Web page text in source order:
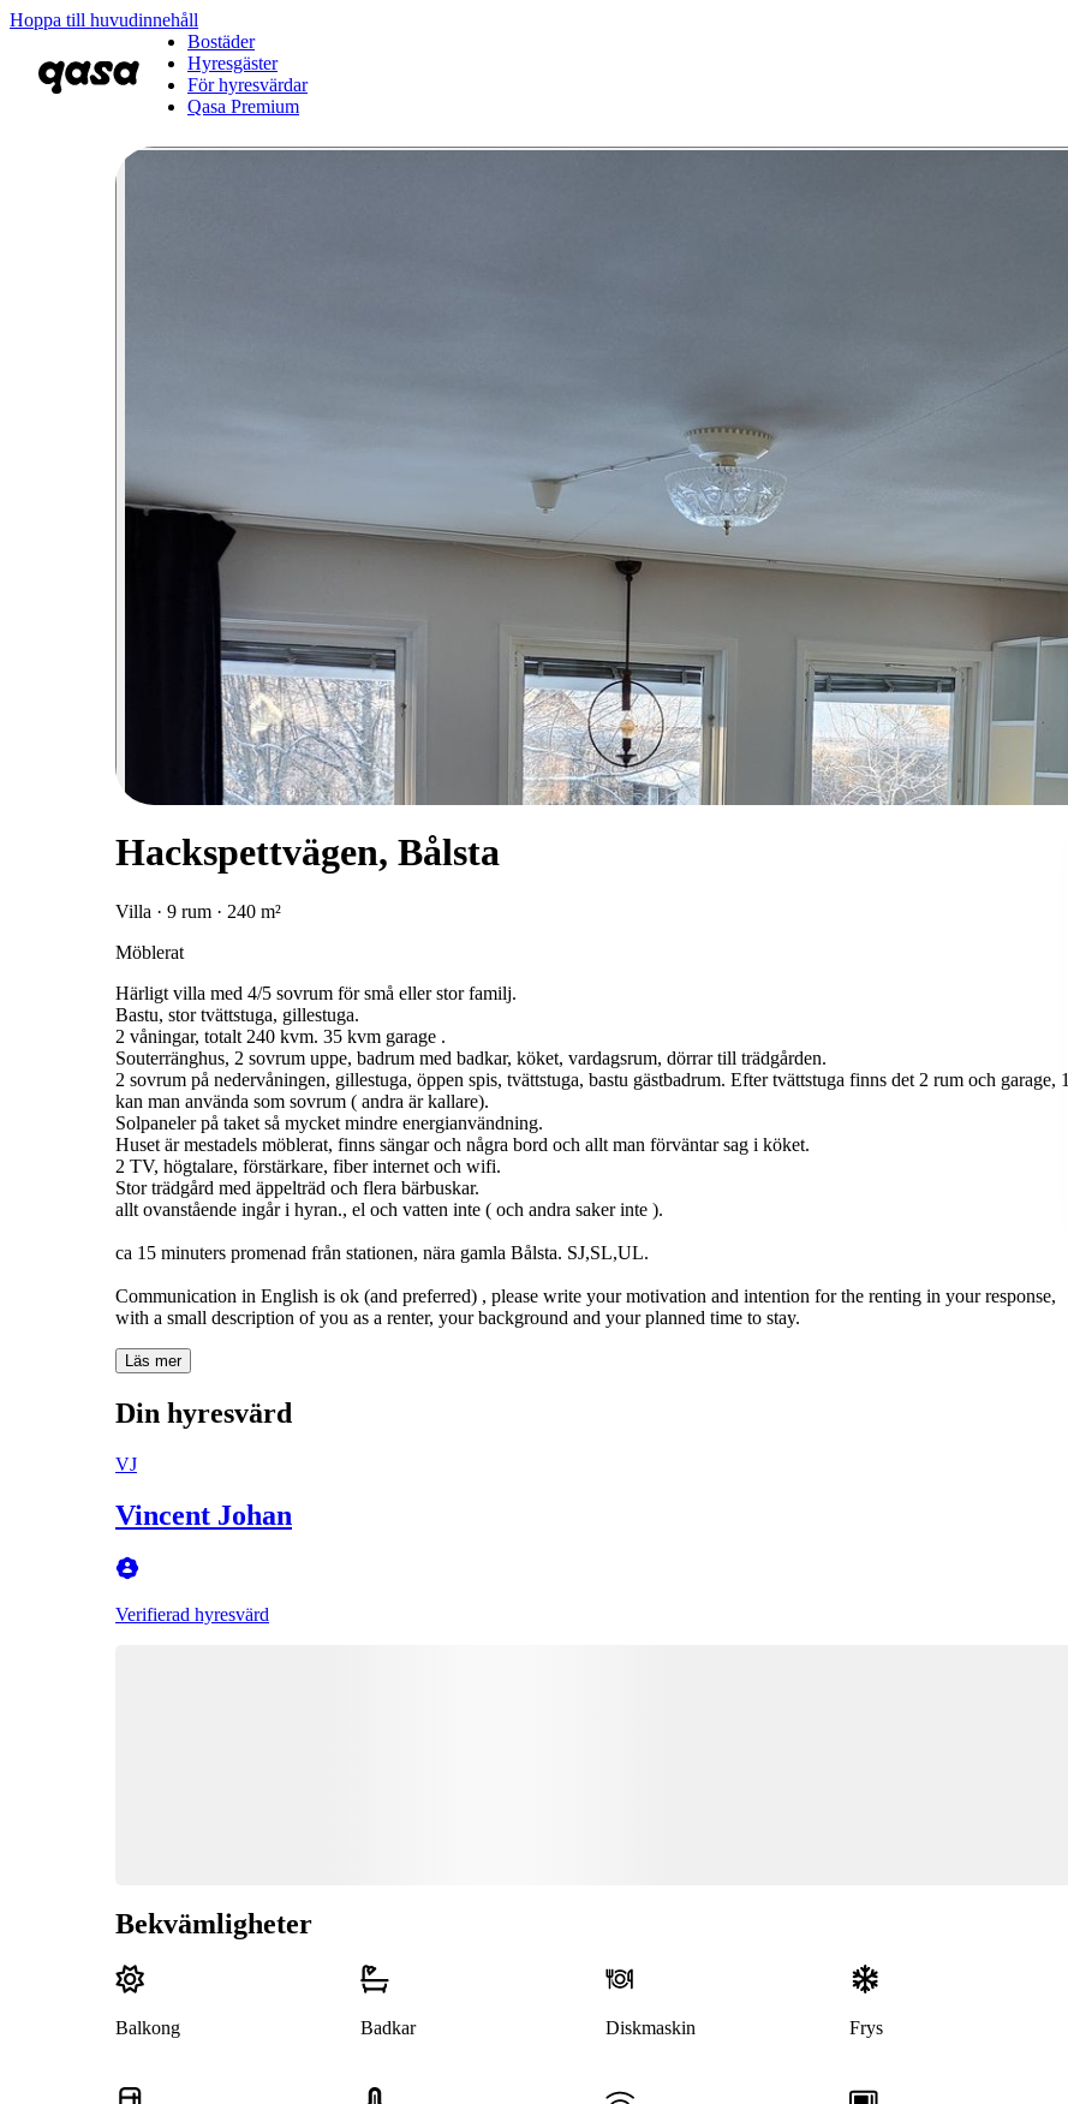
Hoppa till huvudinnehåll
Bostäder
Hyresgäster
För hyresvärdar
Qasa Premium
Hackspettvägen, Bålsta
Villa · 9 rum · 240 m²
Möblerat
Härligt villa med 4/5 sovrum för små eller stor familj.
Bastu, stor tvättstuga, gillestuga.
2 våningar, totalt 240 kvm. 35 kvm garage .
Souterränghus, 2 sovrum uppe, badrum med badkar, köket, vardagsrum, dörrar till trädgården.
2 sovrum på nedervåningen, gillestuga, öppen spis, tvättstuga, bastu gästbadrum. Efter tvättstuga finns det 2 rum och garage, 1
kan man använda som sovrum ( andra är kallare).
Solpaneler på taket så mycket mindre energianvändning.
Huset är mestadels möblerat, finns sängar och några bord och allt man förväntar sag i köket.
2 TV, högtalare, förstärkare, fiber internet och wifi.
Stor trädgård med äppelträd och flera bärbuskar.
allt ovanstående ingår i hyran., el och vatten inte ( och andra saker inte ).
ca 15 minuters promenad från stationen, nära gamla Bålsta. SJ,SL,UL.
Communication in English is ok (and preferred) , please write your motivation and intention for the renting in your response,
with a small description of you as a renter, your background and your planned time to stay.
Läs mer
Din hyresvärd
VJ
Vincent Johan
Verifierad hyresvärd
Bekvämligheter
Balkong Badkar Diskmaskin Frys